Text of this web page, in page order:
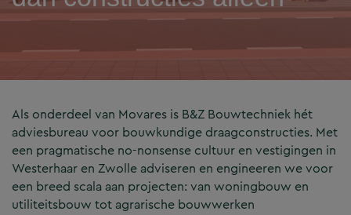
Als onderdeel van Movares is B&Z Bouwtechniek hét
adviesbureau voor bouwkundige draagconstructies. Met
een pragmatische no-nonsense cultuur en vestigingen in
Westerhaar en Zwolle adviseren en engineeren we voor
een breed scala aan projecten: van woningbouw en
utiliteitsbouw tot agrarische bouwwerken